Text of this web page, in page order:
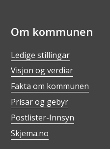
Om kommunen
Ledige stillingar
Visjon og verdiar
Fakta om kommunen
Prisar og gebyr
Postlister-Innsyn
Skjema.no